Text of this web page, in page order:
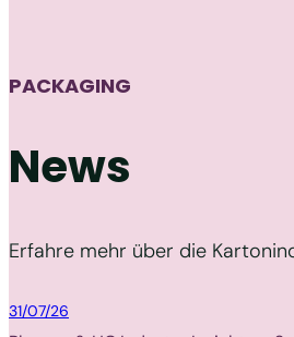
PACKAGING
News
Erfahre mehr über die
Packaging
31/07/26